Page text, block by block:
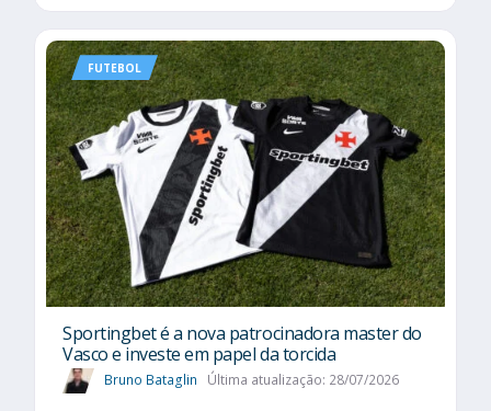
FUTEBOL
Sportingbet é a nova patrocinadora master do
Vasco e investe em papel da torcida
Bruno Bataglin Última atualização: 28/07/2026